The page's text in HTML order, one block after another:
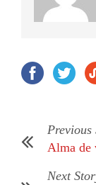
Previous
Alma de
Next